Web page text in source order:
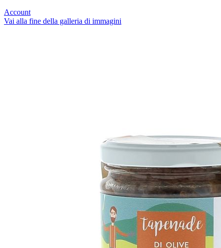
Account
Vai alla fine della galleria di immagini